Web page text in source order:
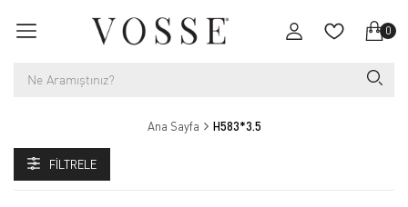
0
Ana Sayfa H583*3.5
FILTRELE